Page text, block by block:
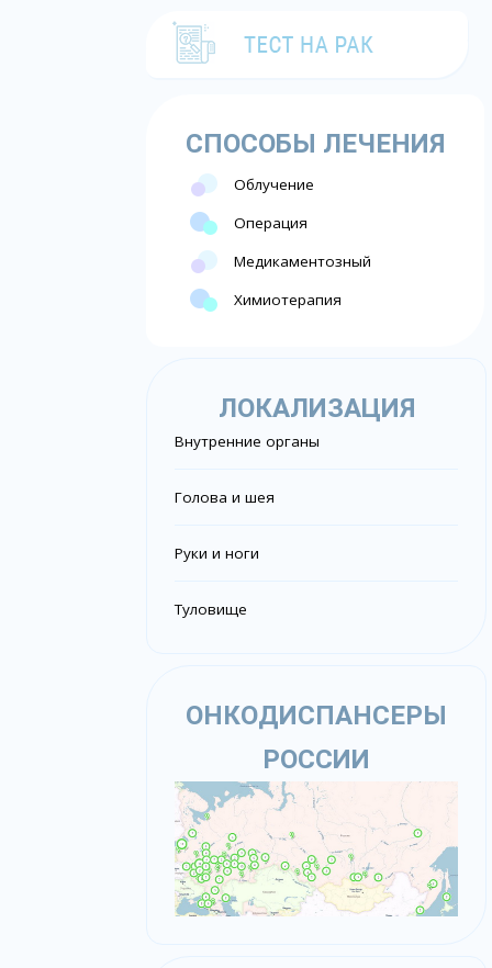
СПОСОБЫ ЛЕЧЕНИЯ
Облучение
Операция
Медикаментозный
Химиотерапия
ЛОКАЛИЗАЦИЯ
Внутренние органы
Голова и шея
Руки и ноги
Туловище
ОНКОДИСПАНСЕРЫ
РОССИИ